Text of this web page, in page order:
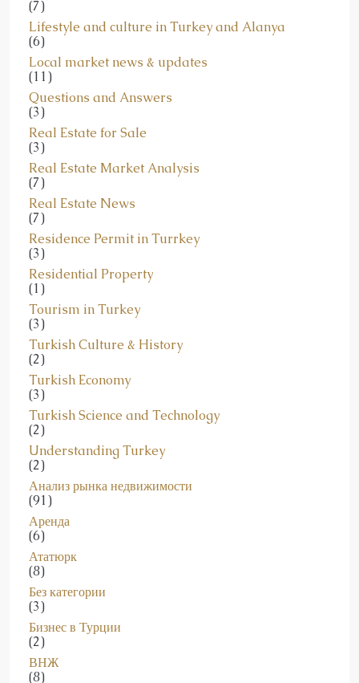
Lifestyle and culture in Turkey and Alanya
(6)
Local market news & updates
(11)
Questions and Answers
(3)
Real Estate for Sale
(3)
Real Estate Market Analysis
(7)
Real Estate News
(7)
Residence Permit in Turrkey
(3)
Residential Property
(1)
Tourism in Turkey
(3)
Turkish Culture & History
(2)
Turkish Economy
(3)
Turkish Science and Technology
(2)
Understanding Turkey
(2)
Анализ рынка недвижимости
(91)
Аренда
(6)
Ататюрк
(8)
Без категории
(3)
Бизнес в Турции
(2)
ВНЖ
(8)
Государственные Услуги